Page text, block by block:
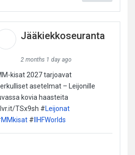
Jääkiekkoseuranta
2 months 1 day ago
kisat 2027 tarjoavat
asetelmat – Leijonille
kovia haasteita
TSx9sh #Leijonat
MMkisat#IIHFWorlds